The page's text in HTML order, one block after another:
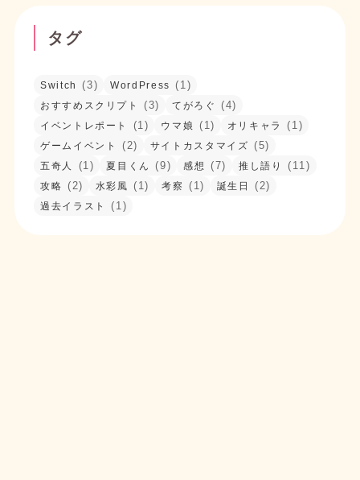
自己紹介ページとうちの子紹介ページを作りまし
た。
2025/05/07 ブログ
イナリワンお誕生日おめでとう！を投稿しまし
た。
2025/05/06 ブログ
夏目くんのソロ楽曲『Secret Gravity』の良さに
ついて語りたい
タグ
Switch (3) WordPress (1)
おすすめスクリプト (3) てがろぐ (4)
イベントレポート (1) ウマ娘 (1) オリキャラ (1)
ゲームイベント (2) サイトカスタマイズ (5)
五奇人 (1) 夏目くん (9) 感想 (7) 推し語り (11)
攻略 (2) 水彩風 (1) 考察 (1) 誕生日 (2)
過去イラスト (1)